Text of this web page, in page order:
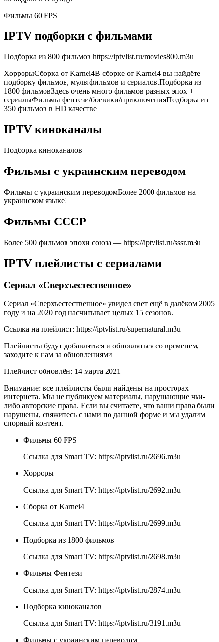
Фильмы 60 FPS
IPTV подборки с фильмами
Подборка из 800 фильмов https://iptvlist.ru/movies800.m3u
ХоррорыСборка от Karnei4В сборке от Karnei4 вы найдёте
подборку фильмов, мультфильмов и сериалов.Подборка из
1800 фильмовЗдесь очень много фильмов разных эпох +
сериалыФильмы фентези/боевики/приключенияПодборка из
350 фильмов в HD качестве
IPTV киноканалы
Подборка киноканалов
Фильмы с украинским переводом
Фильмы с украинским переводомБолее 2000 фильмов на
украинском языке!
Фильмы СССР
Более 500 фильмов эпохи союза — https://iptvlist.ru/sssr.m3u
IPTV плейлисты с сериалами
Сериал «Сверхъестественное»
Сериал «Сверхъестественное» увидел свет ещё в далёком 2005
году и на 2020 год насчитывает целых 15 сезонов.
Ссылка на плейлист: https://iptvlist.ru/supernatural.m3u
Плейлисты будут добавляться и обновляться со временем,
заходите к нам за обновлениями
Плейлист обновлён: 14 марта 2021
Внимание: все плейлисты были найдены на просторах
интернета. Мы не публикуем материалы, нарушающие чьи-
либо авторские права. Если вы считаете, что ваши права были
нарушены, свяжитесь с нами по данной форме и мы удалим
спорный контент.
Фильмы 60 FPS
Ссылка для Smart TV: https://iptvlist.ru/2696.m3u
Хорроры
Ссылка для Smart TV: https://iptvlist.ru/2692.m3u
Сборка от Karnei4
Ссылка для Smart TV: https://iptvlist.ru/2699.m3u
Подборка из 1800 фильмов
Ссылка для Smart TV: https://iptvlist.ru/2698.m3u
Фильмы Фентези
Ссылка для Smart TV: https://iptvlist.ru/2874.m3u
Подборка киноканалов
Ссылка для Smart TV: https://iptvlist.ru/3191.m3u
Фильмы с украинским переводом